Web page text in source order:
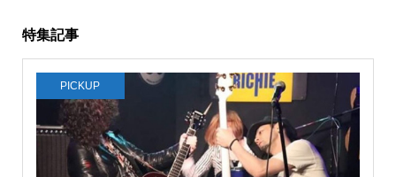
特集記事
PICKUP